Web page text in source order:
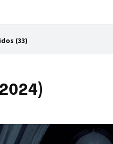
(33)
a casa sola de noche' (2014)
sobreviven' ('Only Lovers Left
den rätte komma in', 2008)